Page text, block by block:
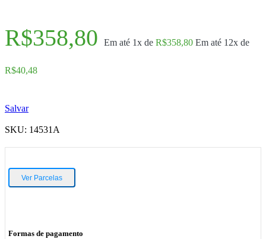
R$358,80 Em até 1x de R$358,80 Em até 12x de
R$40,48
Salvar
SKU: 14531A
Ver Parcelas
Formas de pagamento